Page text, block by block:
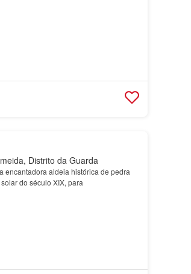
Distrito da Guarda
encantadora aldeia histórica de pedra
do século XIX, para